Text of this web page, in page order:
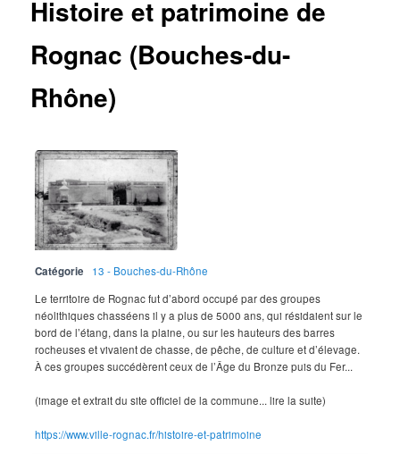
Histoire et patrimoine de
Rognac (Bouches-du-
Rhône)
Catégorie
13 - Bouches-du-Rhône
Le territoire de Rognac fut d’abord occupé par des groupes
néolithiques chasséens il y a plus de 5000 ans, qui résidaient sur le
bord de l’étang, dans la plaine, ou sur les hauteurs des barres
rocheuses et vivaient de chasse, de pêche, de culture et d’élevage.
À ces groupes succédèrent ceux de l’Âge du Bronze puis du Fer...
(image et extrait du site officiel de la commune... lire la suite)
https://www.ville-rognac.fr/histoire-et-patrimoine